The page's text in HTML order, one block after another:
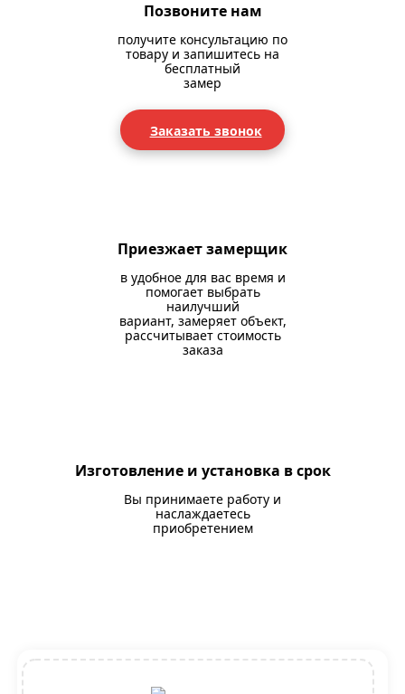
Позвоните нам
получите консультацию по
товару и запишитесь на
бесплатный
замер
Заказать звонок
Приезжает замерщик
в удобное для вас время и
помогает выбрать
наилучший
вариант, замеряет объект,
рассчитывает стоимость
заказа
Изготовление и установка в срок
Вы принимаете работу и
наслаждаетесь
приобретением